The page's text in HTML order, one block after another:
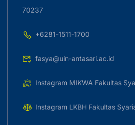
70237
+6281-1511-1700
fasya@uin-antasari.ac.id
Instagram MIKWA Fakultas
Instagram LKBH Fakultas